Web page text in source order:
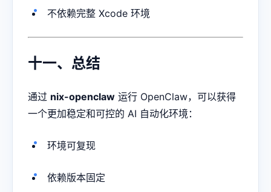
不依赖完整 Xcode 环境
十一、总结
通过 nix-openclaw 运行 OpenClaw，可以获得
一个更加稳定和可控的 AI 自动化环境：
环境可复现
依赖版本固定